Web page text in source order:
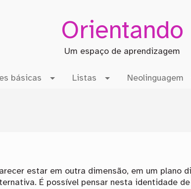
Orientando
Um espaço de aprendizagem
básicas Listas Neolinguagem
estar em outra dimensão, em um plano
É possível pensar nesta identidade